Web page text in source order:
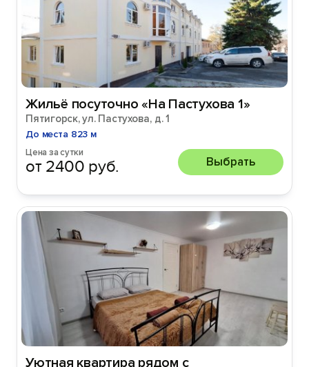
Жильё посуточно «На Пастухова 1»
Пятигорск, ул. Пастухова, д. 1
До места 823 м
Цена за сутки
от 2400 руб. Выбрать
Уютная квартира рядом с